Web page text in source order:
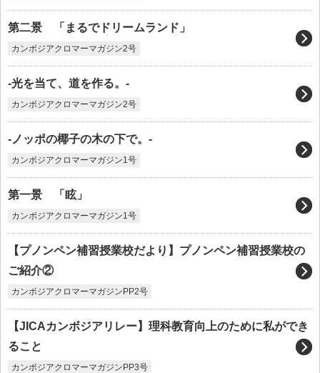
第二景 「まるでドリームランド」
カンボジアクロマーマガジン2号
-光を当て、道を作る。-
カンボジアクロマーマガジン2号
-ノッポの椰子の木の下で。-
カンボジアクロマーマガジン1号
第一景 「眩」
カンボジアクロマーマガジン1号
【プノンペン補習授業校だより】プノンペン補習授業校の
ご紹介②
カンボジアクロマーマガジンPP2号
【JICAカンボジアリレー】理科教育向上のために私ができ
ること
カンボジアクロマーマガジンPP3号